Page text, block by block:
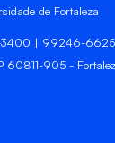
de Fortaleza
3400 | 99246-6625
60811-905 -